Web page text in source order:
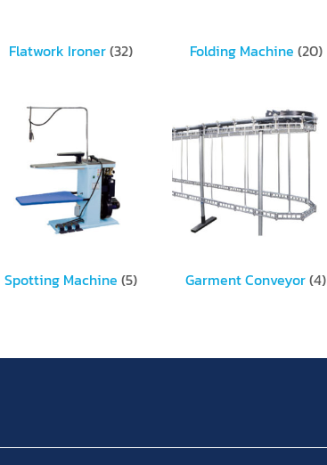
Flatwork Ironer(32) Folding Machine (20)
Spotting Machine (5) Garment Conveyor(4)